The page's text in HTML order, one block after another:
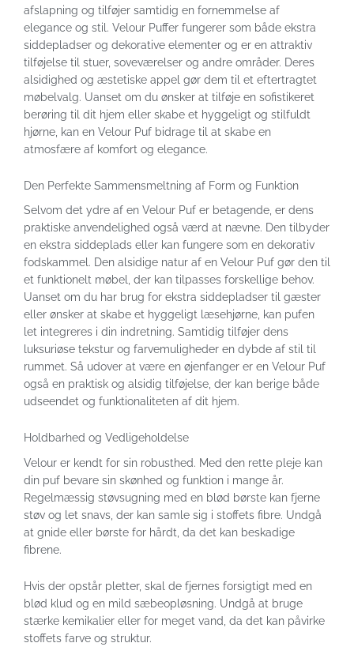
afslapning og tilføjer samtidig en fornemmelse af
elegance og stil. Velour Puffer fungerer som både ekstra
siddepladser og dekorative elementer og er en attraktiv
tilføjelse til stuer, soveværelser og andre områder. Deres
alsidighed og æstetiske appel gør dem til et eftertragtet
møbelvalg. Uanset om du ønsker at tilføje en sofistikeret
berøring til dit hjem eller skabe et hyggeligt og stilfuldt
hjørne, kan en Velour Puf bidrage til at skabe en
atmosfære af komfort og elegance.
Den Perfekte Sammensmeltning af Form og Funktion
Selvom det ydre af en Velour Puf er betagende, er dens
praktiske anvendelighed også værd at nævne. Den tilbyder
en ekstra siddeplads eller kan fungere som en dekorativ
fodskammel. Den alsidige natur af en Velour Puf gør den til
et funktionelt møbel, der kan tilpasses forskellige behov.
Uanset om du har brug for ekstra siddepladser til gæster
eller ønsker at skabe et hyggeligt læsehjørne, kan pufen
let integreres i din indretning. Samtidig tilføjer dens
luksuriøse tekstur og farvemuligheder en dybde af stil til
rummet. Så udover at være en øjenfanger er en Velour Puf
også en praktisk og alsidig tilføjelse, der kan berige både
udseendet og funktionaliteten af dit hjem.
Holdbarhed og Vedligeholdelse
Velour er kendt for sin robusthed. Med den rette pleje kan
din puf bevare sin skønhed og funktion i mange år.
Regelmæssig støvsugning med en blød børste kan fjerne
støv og let snavs, der kan samle sig i stoffets fibre. Undgå
at gnide eller børste for hårdt, da det kan beskadige
fibrene.
Hvis der opstår pletter, skal de fjernes forsigtigt med en
blød klud og en mild sæbeopløsning. Undgå at bruge
stærke kemikalier eller for meget vand, da det kan påvirke
stoffets farve og struktur.